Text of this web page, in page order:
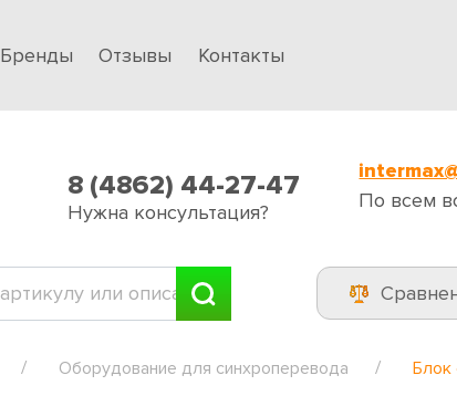
Бренды Отзывы Контакты
8 (4862) 44-27-47
Нужна консультация?
По всем
Оборудование для синхроперевода Блок